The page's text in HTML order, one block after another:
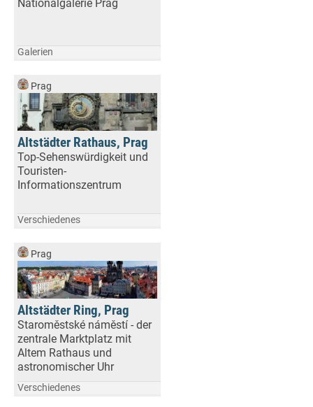
Nationalgalerie Prag
Galerien
Prag
Altstädter Rathaus, Prag
Top-Sehenswürdigkeit und
Touristen-
Informationszentrum
Verschiedenes
Prag
Altstädter Ring, Prag
Staroměstské náměstí - der
zentrale Marktplatz mit
Altem Rathaus und
astronomischer Uhr
Verschiedenes